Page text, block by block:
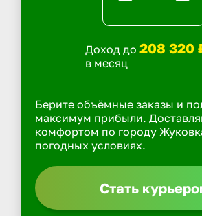
Доход до 208 320
в месяц
Берите объёмные заказы и
максимум прибыли.
комфортом по городу
погодных условиях.
Стать